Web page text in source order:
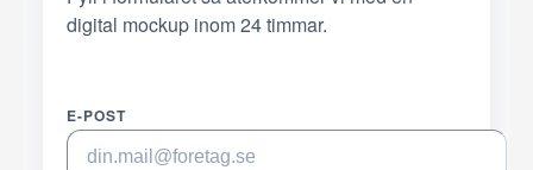
digital mockup inom 24 timmar.
E-POST